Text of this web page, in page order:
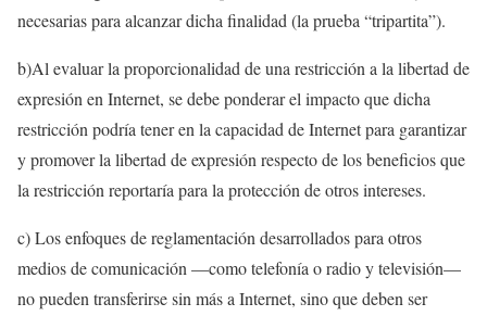
necesarias para alcanzar dicha finalidad (la prueba “tripartita”).
b)Al evaluar la proporcionalidad de una restricción a la libertad de
expresión en Internet, se debe ponderar el impacto que dicha
restricción podría tener en la capacidad de Internet para garantizar
y promover la libertad de expresión respecto de los beneficios que
la restricción reportaría para la protección de otros intereses.
c) Los enfoques de reglamentación desarrollados para otros
medios de comunicación —como telefonía o radio y televisión—
no pueden transferirse sin más a Internet, sino que deben ser